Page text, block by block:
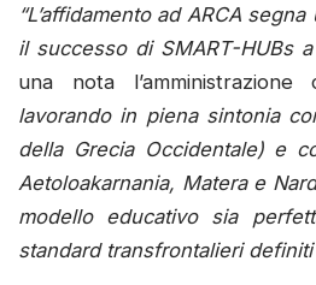
“L’affidamento ad ARCA
il successo di SMART-HUBs a
una nota
lavorando in piena sintonia
della Grecia Occidentale) e
Aetoloakarnania, Matera e
modello educativo sia
standard transfrontalieri